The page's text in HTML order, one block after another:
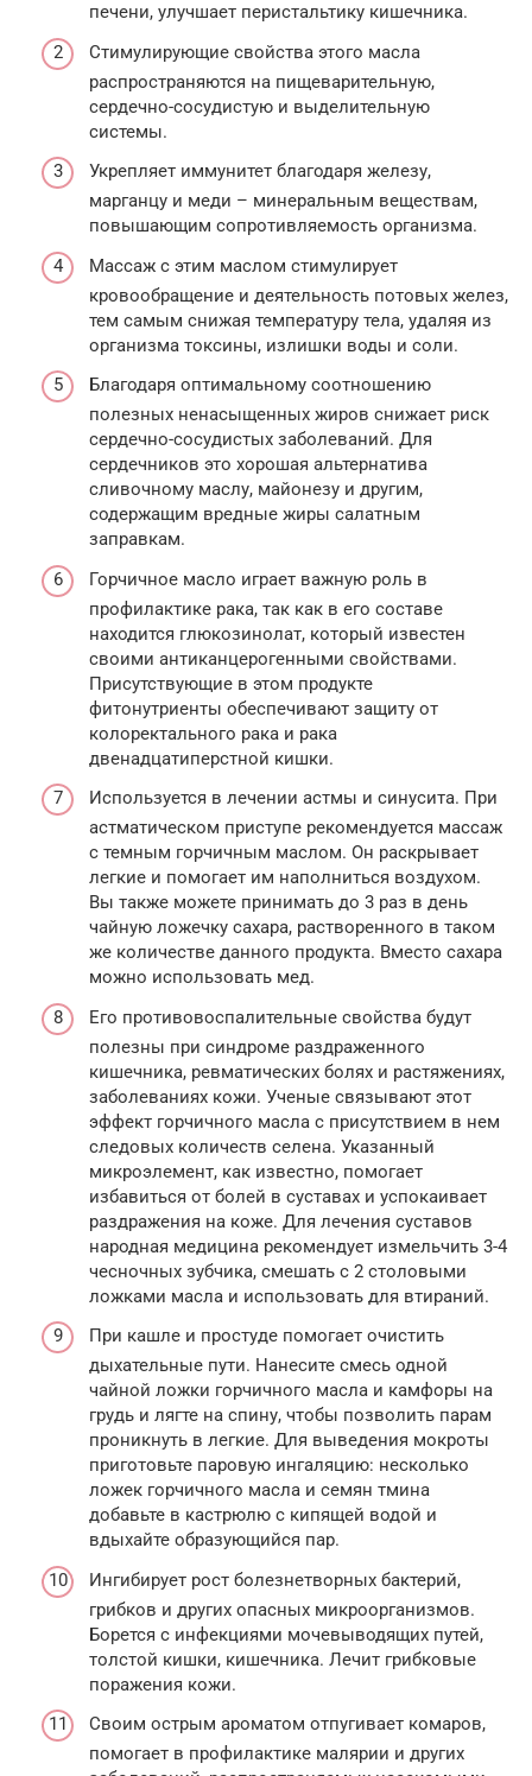
печени, улучшает перистальтику кишечника.
Стимулирующие свойства этого масла
распространяются на пищеварительную,
сердечно-сосудистую и выделительную
системы.
Укрепляет иммунитет благодаря железу,
марганцу и меди – минеральным веществам,
повышающим сопротивляемость организма.
Массаж с этим маслом стимулирует
кровообращение и деятельность потовых желез,
тем самым снижая температуру тела, удаляя из
организма токсины, излишки воды и соли.
Благодаря оптимальному соотношению
полезных ненасыщенных жиров снижает риск
сердечно-сосудистых заболеваний. Для
сердечников это хорошая альтернатива
сливочному маслу, майонезу и другим,
содержащим вредные жиры салатным
заправкам.
Горчичное масло играет важную роль в
профилактике рака, так как в его составе
находится глюкозинолат, который известен
своими антиканцерогенными свойствами.
Присутствующие в этом продукте
фитонутриенты обеспечивают защиту от
колоректального рака и рака
двенадцатиперстной кишки.
Используется в лечении астмы и синусита. При
астматическом приступе рекомендуется массаж
с темным горчичным маслом. Он раскрывает
легкие и помогает им наполниться воздухом.
Вы также можете принимать до 3 раз в день
чайную ложечку сахара, растворенного в таком
же количестве данного продукта. Вместо сахара
можно использовать мед.
Его противовоспалительные свойства будут
полезны при синдроме раздраженного
кишечника, ревматических болях и растяжениях,
заболеваниях кожи. Ученые связывают этот
эффект горчичного масла с присутствием в нем
следовых количеств селена. Указанный
микроэлемент, как известно, помогает
избавиться от болей в суставах и успокаивает
раздражения на коже. Для лечения суставов
народная медицина рекомендует измельчить 3-4
чесночных зубчика, смешать с 2 столовыми
ложками масла и использовать для втираний.
При кашле и простуде помогает очистить
дыхательные пути. Нанесите смесь одной
чайной ложки горчичного масла и камфоры на
грудь и лягте на спину, чтобы позволить парам
проникнуть в легкие. Для выведения мокроты
приготовьте паровую ингаляцию: несколько
ложек горчичного масла и семян тмина
добавьте в кастрюлю с кипящей водой и
вдыхайте образующийся пар.
Ингибирует рост болезнетворных бактерий,
грибков и других опасных микроорганизмов.
Борется с инфекциями мочевыводящих путей,
толстой кишки, кишечника. Лечит грибковые
поражения кожи.
Своим острым ароматом отпугивает комаров,
помогает в профилактике малярии и других